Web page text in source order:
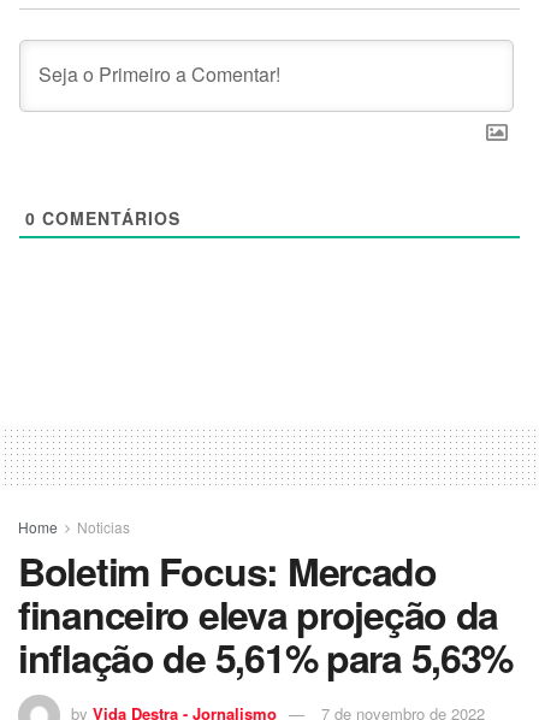
0 COMENTÁRIOS
Home Noticias
Boletim Focus: Mercado
financeiro eleva projeção da
inflação de 5,61% para 5,63%
by Vida Destra - Jornalismo 7 de novembro de 2022